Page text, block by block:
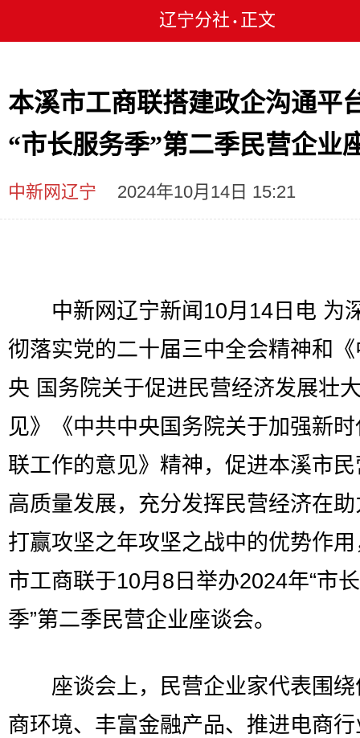
辽宁分社 • 正文
本溪市工商联搭建政企沟通平
“市长服务季”第二季民营企业
中新网辽宁 2024年10月14日 15:21
中新网辽宁新闻10月14日电 为
彻落实党的二十届三中全会精神和
央 国务院关于促进民营经济发展壮
见》《中共中央国务院关于加强新
联工作的意见》精神，促进本溪市
高质量发展，充分发挥民营经济在
打赢攻坚之年攻坚之战中的优势作
市工商联于10月8日举办2024年“市
季”第二季民营企业座谈会。
座谈会上，民营企业家代表围绕
商环境、丰富金融产品、推进电商